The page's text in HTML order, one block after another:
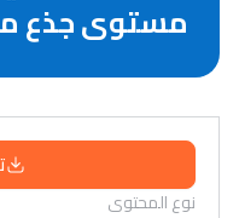
مستوى جذع
نوع المحتوى